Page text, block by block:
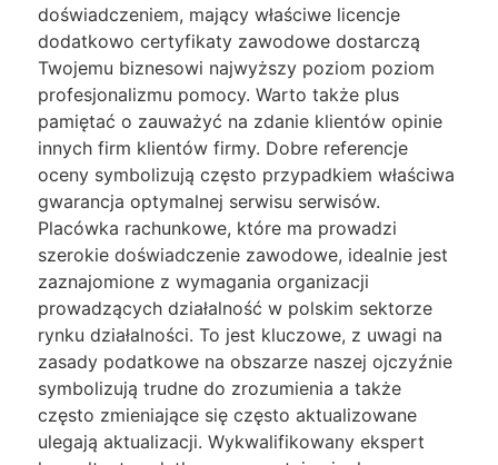
doświadczeniem, mający właściwe licencje
dodatkowo certyfikaty zawodowe dostarczą
Twojemu biznesowi najwyższy poziom poziom
profesjonalizmu pomocy. Warto także plus
pamiętać o zauważyć na zdanie klientów opinie
innych firm klientów firmy. Dobre referencje
oceny symbolizują często przypadkiem właściwa
gwarancja optymalnej serwisu serwisów.
Placówka rachunkowe, które ma prowadzi
szerokie doświadczenie zawodowe, idealnie jest
zaznajomione z wymagania organizacji
prowadzących działalność w polskim sektorze
rynku działalności. To jest kluczowe, z uwagi na
zasady podatkowe na obszarze naszej ojczyźnie
symbolizują trudne do zrozumienia a także
często zmieniające się często aktualizowane
ulegają aktualizacji. Wykwalifikowany ekspert